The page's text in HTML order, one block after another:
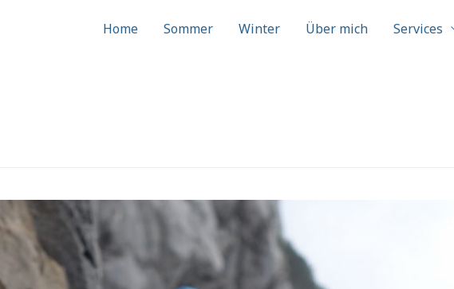
Home Sommer Winter Über mich Services